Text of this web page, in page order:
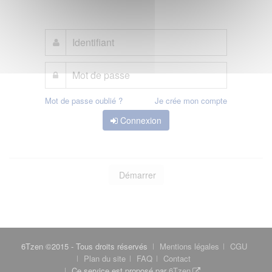
Mot de passe oublié ? Je crée mon compte
Connexion
Démarrer
6Tzen ©2015 - Tous droits réservés Mentions légales
CGU
Plan du site
FAQ
Contact